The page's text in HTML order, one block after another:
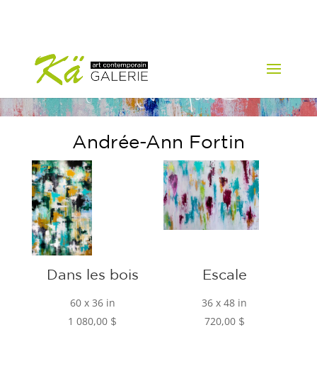
Andrée-Ann Fortin
Dans les bois
60 x 36 in
1 080,00 $
Escale
36 x 48 in
720,00 $